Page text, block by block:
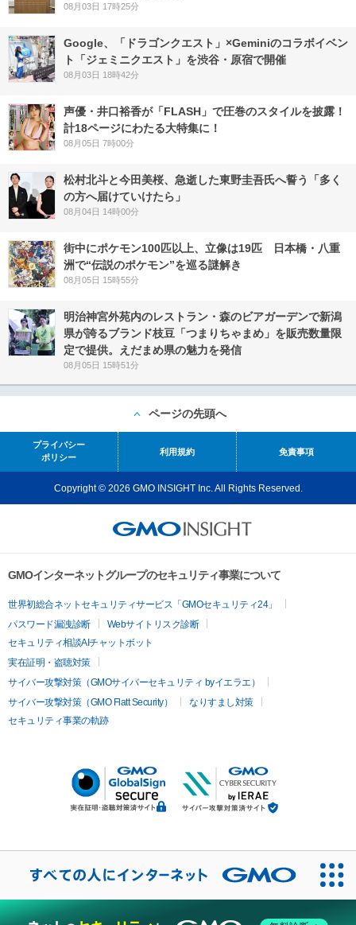
08月03日 17時25分
Google、「ドラゴンクエスト」×Geminiのコラボイベン
ト「ジェミニクエスト」を渋谷・原宿で開催
08月03日 18時42分
声優・井口裕香が「FLASH」で圧巻のスタイルを披露！
計18ページにわたる大特集に！
08月05日 7時00分
松村北斗と今田美桜、急逝した東野圭吾氏へ誓う「多く
の方へ届けていけたら」
08月04日 14時00分
街中にポケモン100匹以上、立像は19匹 日本橋・八重
洲で“伝説のポケモン”を巡る謎解き
08月05日 15時55分
明治神宮外苑内のレストラン・森のビアガーデンで新潟
県が誇るブランド枝豆「つまりちゃまめ」を販売数量限
定で提供。えだまめ県の魅力を発信
08月05日 15時51分
ページの先頭へ
プライバシー
ポリシー
利用規約 免責事項
Copyright © 2026 GMO INSIGHT Inc. All Rights Reserved.
GMOインターネットグループのセキュリティ事業について
世界初総合ネットセキュリティサービス「GMOセキュリティ24」
パスワード漏洩診断
Webサイトリスク診断
セキュリティ相談AIチャットボット
実在証明・盗聴対策
サイバー攻撃対策（GMOサイバーセキュリティ byイエラエ）
サイバー攻撃対策（GMO Flatt Security）
なりすまし対策
セキュリティ事業の軌跡